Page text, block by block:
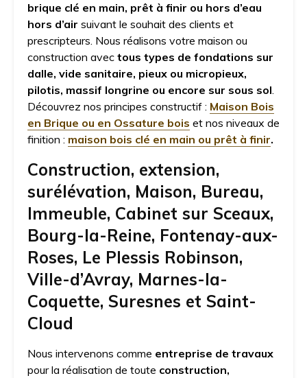
brique clé en main, prêt à finir ou hors d’eau
hors d’air suivant le souhait des clients et
prescripteurs. Nous réalisons votre maison ou
construction avec tous types de fondations sur
dalle, vide sanitaire, pieux ou micropieux,
pilotis, massif longrine ou encore sur sous sol.
Découvrez nos principes constructif : Maison Bois
en Brique ou en Ossature bois et nos niveaux de
finition : maison bois clé en main ou prêt à finir.
Construction, extension,
surélévation, Maison, Bureau,
Immeuble, Cabinet sur Sceaux,
Bourg-la-Reine, Fontenay-aux-
Roses, Le Plessis Robinson,
Ville-d’Avray, Marnes-la-
Coquette, Suresnes et Saint-
Cloud
Nous intervenons comme entreprise de travaux
pour la réalisation de toute construction,